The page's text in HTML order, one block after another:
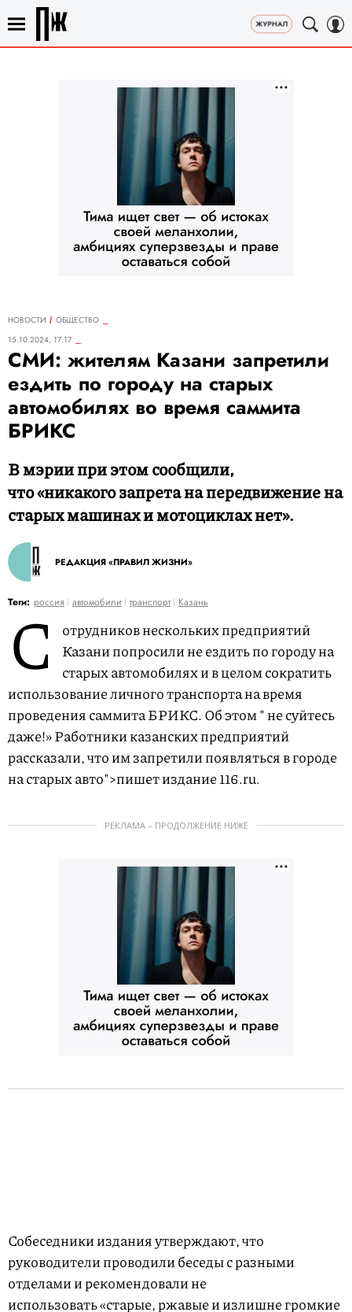
НОВОСТИ
ОБЩЕСТВО
15.10.2024, 17:17
СМИ: жителям Казани запретили
ездить по городу на старых
автомобилях во время саммита
БРИКС
В мэрии при этом сообщили,
что «никакого запрета на передвижение на
старых машинах и мотоциклах нет».
РЕДАКЦИЯ «ПРАВИЛ ЖИЗНИ»
Теги: россия автомобили транспорт Казань
С
отрудников нескольких предприятий
Казани попросили не ездить по городу на
старых автомобилях и в целом сократить
использование личного транспорта на время
проведения саммита БРИКС. Об этом" не суйтесь
даже!» Работники казанских предприятий
рассказали, что им запретили появляться в городе
на старых авто">пишетиздание 116.ru.
РЕКЛАМА – ПРОДОЛЖЕНИЕ НИЖЕ
Собеседники издания утверждают, что
руководители проводили беседы с разными
отделами и рекомендовали не
использовать «старые, ржавые и излишне громкие